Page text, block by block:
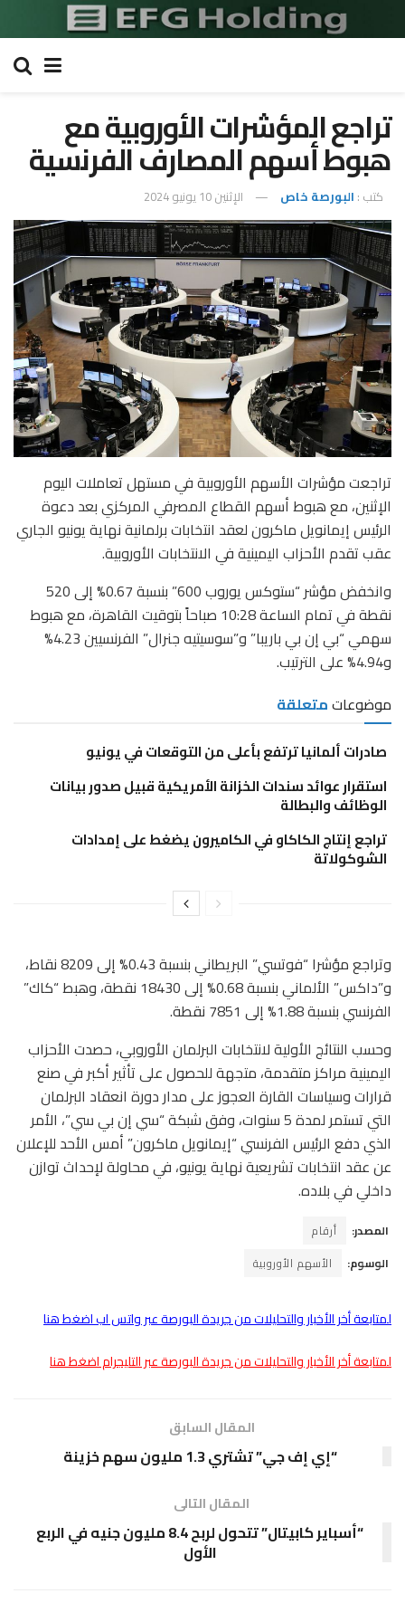
تراجع المؤشرات الأوروبية مع
هبوط أسهم المصارف الفرنسية
كتب : البورصة خاص الإثنين 10 يونيو 2024
تراجعت مؤشرات الأسهم الأوروبية في مستهل تعاملات اليوم
الإثنين، مع هبوط أسهم القطاع المصرفي المركزي بعد دعوة
الرئيس إيمانويل ماكرون لعقد انتخابات برلمانية نهاية يونيو الجاري
عقب تقدم الأحزاب اليمينية في الانتخابات الأوروبية.
وانخفض مؤشر “ستوكس يوروب 600” بنسبة 0.67% إلى 520
نقطة في تمام الساعة 10:28 صباحاً بتوقيت القاهرة، مع هبوط
سهمي “بي إن بي باريبا” و”سوسيتيه جنرال” الفرنسيين 4.23%
و4.94% على الترتيب.
موضوعاتمتعلقة
صادرات ألمانيا ترتفع بأعلى من التوقعات في يونيو
استقرار عوائد سندات الخزانة الأمريكية قبيل صدور بيانات
الوظائف والبطالة
تراجع إنتاج الكاكاو في الكاميرون يضغط على إمدادات
الشوكولاتة
وتراجع مؤشرا “فوتسي” البريطاني بنسبة 0.43% إلى 8209 نقاط،
و”داكس” الألماني بنسبة 0.68% إلى 18430 نقطة، وهبط “كاك”
الفرنسي بنسبة 1.88% إلى 7851 نقطة.
وحسب النتائج الأولية لانتخابات البرلمان الأوروبي، حصدت الأحزاب
اليمينية مراكز متقدمة، متجهة للحصول على تأثير أكبر في صنع
قرارات وسياسات القارة العجوز على مدار دورة انعقاد البرلمان
التي تستمر لمدة 5 سنوات، وفق شبكة “سي إن بي سي”، الأمر
الذي دفع الرئيس الفرنسي “إيمانويل ماكرون” أمس الأحد للإعلان
عن عقد انتخابات تشريعية نهاية يونيو، في محاولة لإحداث توازن
داخلي في بلاده.
المصدر:
أرقام
الوسوم:
الأسهم الأوروبية
لمتابعة أخر الأخبار والتحليلات من جريدة البورصة عبر واتس اب اضغط هنا
لمتابعة أخر الأخبار والتحليلات من جريدة البورصة عبر التليجرام اضغط هنا
المقال السابق
“إي إف جي” تشتري 1.3 مليون سهم خزينة
المقال التالى
“أسباير كابيتال” تتحول لربح 8.4 مليون جنيه في الربع
الأول